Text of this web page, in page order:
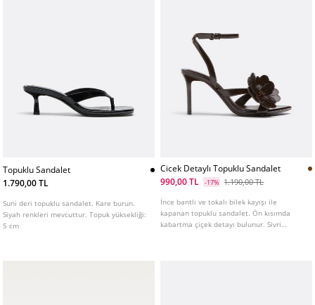
Topuklu Sandalet
1.790,00 TL
Suni deri topuklu sandalet. Kare burun.
Siyah renkleri mevcuttur. Topuk yüksekliği:
5 cm
Cicek Detaylı Topuklu Sandalet
990,00 TL
-17% 1.190,00 TL
İnce bantlı ve tokalı bilek kayışı ile
kapanan topuklu sandalet. Ön kısımda
kabartma çiçek detayı bulunur. Sivri